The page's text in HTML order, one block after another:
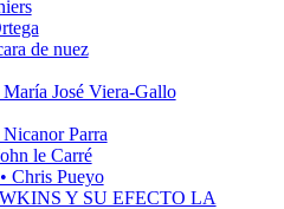
de nuez
José Viera-Gallo
Parra
le Carré
Chris Pueyo
Y SU EFECTO LA